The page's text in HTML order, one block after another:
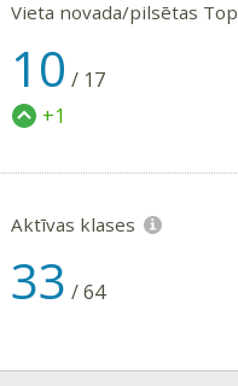
Vieta novada/pilsētas Top
10 / 17
+1
Aktīvas klases
33 /64